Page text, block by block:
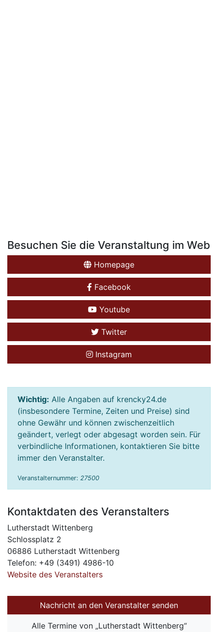
Besuchen Sie die Veranstaltung im Web
Homepage
Facebook
Youtube
Twitter
Instagram
Wichtig: Alle Angaben auf krencky24.de
(insbesondere Termine, Zeiten und Preise) sind
ohne Gewähr und können zwischenzeitlich
geändert, verlegt oder abgesagt worden sein. Für
verbindliche Informationen, kontaktieren Sie bitte
immer den Veranstalter.
Veranstalternummer: 27500
Kontaktdaten des Veranstalters
Lutherstadt Wittenberg
Schlossplatz 2
06886 Lutherstadt Wittenberg
Telefon: +49 (3491) 4986-10
Website des Veranstalters
Nachricht an den Veranstalter senden
Alle Termine von „Lutherstadt Wittenberg“